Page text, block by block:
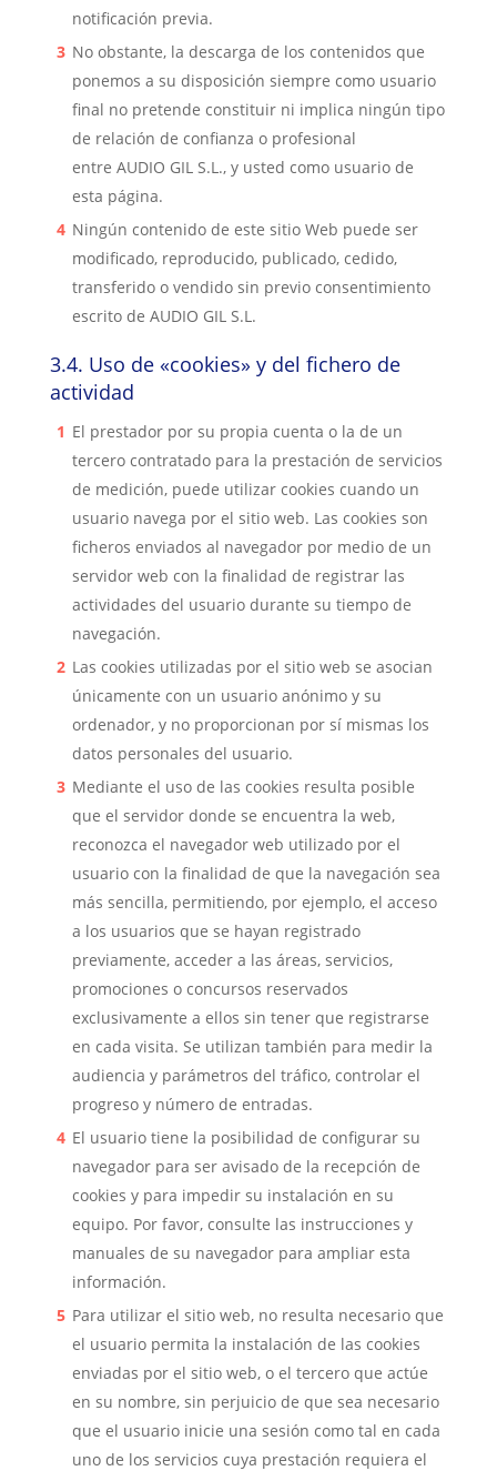
notificación previa.
No obstante, la descarga de los contenidos que
ponemos a su disposición siempre como usuario
final no pretende constituir ni implica ningún tipo
de relación de confianza o profesional
entre AUDIO GIL S.L., y usted como usuario de
esta página.
Ningún contenido de este sitio Web puede ser
modificado, reproducido, publicado, cedido,
transferido o vendido sin previo consentimiento
escrito de AUDIO GIL S.L.
3.4. Uso de «cookies» y del fichero de
actividad
El prestador por su propia cuenta o la de un
tercero contratado para la prestación de servicios
de medición, puede utilizar cookies cuando un
usuario navega por el sitio web. Las cookies son
ficheros enviados al navegador por medio de un
servidor web con la finalidad de registrar las
actividades del usuario durante su tiempo de
navegación.
Las cookies utilizadas por el sitio web se asocian
únicamente con un usuario anónimo y su
ordenador, y no proporcionan por sí mismas los
datos personales del usuario.
Mediante el uso de las cookies resulta posible
que el servidor donde se encuentra la web,
reconozca el navegador web utilizado por el
usuario con la finalidad de que la navegación sea
más sencilla, permitiendo, por ejemplo, el acceso
a los usuarios que se hayan registrado
previamente, acceder a las áreas, servicios,
promociones o concursos reservados
exclusivamente a ellos sin tener que registrarse
en cada visita. Se utilizan también para medir la
audiencia y parámetros del tráfico, controlar el
progreso y número de entradas.
El usuario tiene la posibilidad de configurar su
navegador para ser avisado de la recepción de
cookies y para impedir su instalación en su
equipo. Por favor, consulte las instrucciones y
manuales de su navegador para ampliar esta
información.
Para utilizar el sitio web, no resulta necesario que
el usuario permita la instalación de las cookies
enviadas por el sitio web, o el tercero que actúe
en su nombre, sin perjuicio de que sea necesario
que el usuario inicie una sesión como tal en cada
uno de los servicios cuya prestación requiera el